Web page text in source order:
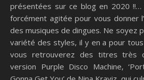
présentées sur ce blog en 2020 !!…
forcément agitée pour vous donner
des musiques de dingues. Ne soyez
variété des styles, il y en a pour
vous retrouverez des titres très
version Purple Disco Machine,